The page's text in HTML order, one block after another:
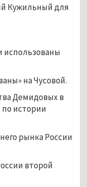
Кужильный для
использованы
на Чусовой.
Демидовых в
по истории
рынка России
второй